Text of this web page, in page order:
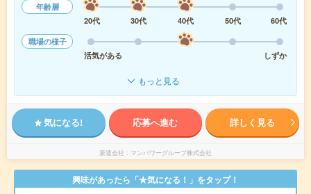
年齢層
20代
30代 40代 50代
60代
職場の様子
活気がある
しずか
もっと見る
気になる! 応募へ進む 詳しく見る
派遣会社 マンパワーグループ株式会社
興味があったら「★気になる！」をタップ！